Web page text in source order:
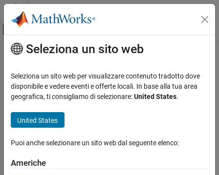
Vai al contenuto
Attiva/disattiva menu di navigazione
Pagina iniziale della documentazione
Contenuto principale
Seleziona un sito web
Seleziona un sito web per visualizzare contenuto tradotto dove
disponibile e vedere eventi e offerte locali. In base alla tua area
geografica, ti consigliamo di selezionare:United States.
United States
Puoi anche selezionare un sito web dal seguente elenco:
Americhe